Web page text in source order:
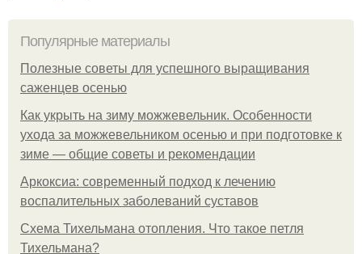
Популярные материалы
Полезные советы для успешного выращивания
саженцев осенью
Как укрыть на зиму можжевельник. Особенности
ухода за можжевельником осенью и при подготовке к
зиме — общие советы и рекомендации
Аркоксиа: современный подход к лечению
воспалительных заболеваний суставов
Схема Тихельмана отопления. Что такое петля
Тихельмана?